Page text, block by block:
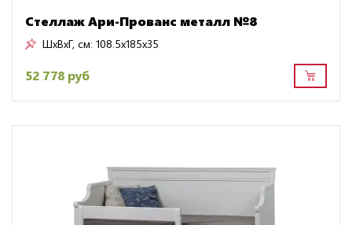
Стеллаж Ари-Прованс металл №8
ШxВxГ, см: 108.5x185x35
52 778 руб